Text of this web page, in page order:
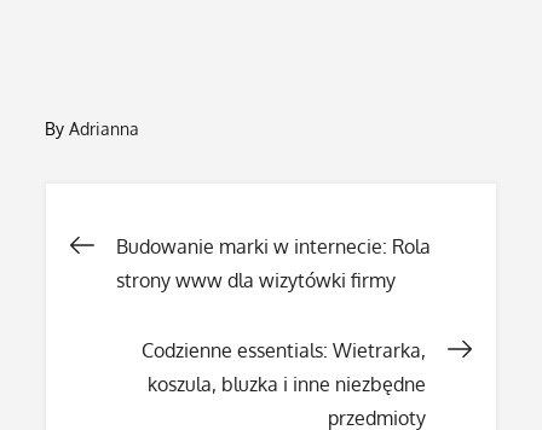
ByAdrianna
Nawigacja
Budowanie marki w internecie: Rola
strony www dla wizytówki firmy
Codzienne essentials: Wietrarka,
koszula, bluzka i inne niezbędne
przedmioty